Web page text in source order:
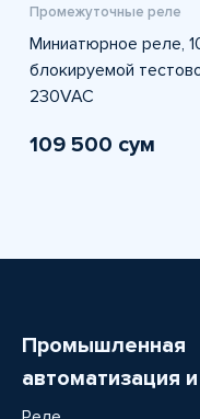
Промежуточные реле
Миниатюрное реле,
блокируемой
230VAC
109 500 сум
Промышленная
автоматизация